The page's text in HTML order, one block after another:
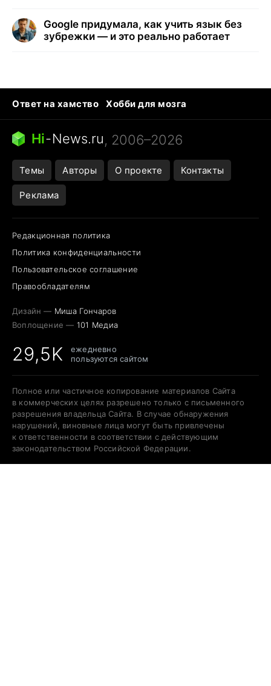
Google придумала, как учить язык без
зубрежки — и это реально работает
Ответ на хамство
Хобби для мозга
Бензин 100 и 95
Тунцы в океанариуме
Следующая пандемия
Hi-News.ru, 2006–2026
Темы Авторы О проекте Контакты
Реклама
Редакционная политика
Политика конфиденциальности
Пользовательское соглашение
Правообладателям
Дизайн — Миша Гончаров
Воплощение — 101 Медиа
29,5K
ежедневно
пользуются сайтом
Полное или частичное копирование материалов Сайта
в коммерческих целях разрешено только с письменного
разрешения владельца Сайта. В случае обнаружения
нарушений, виновные лица могут быть привлечены
к ответственности в соответствии с действующим
законодательством Российской Федерации.